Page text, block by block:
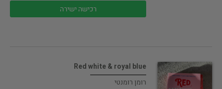
רכישה ישירה
Red white & royal blue
רומן רומנטי